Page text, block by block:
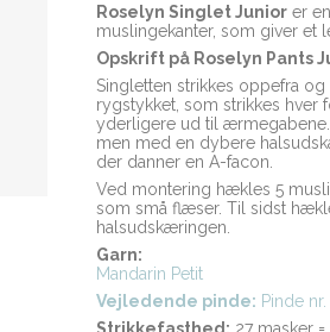
Roselyn Singlet Junior er
muslingekanter, som giver et
Opskrift på Roselyn Pants
Singletten strikkes oppefra
rygstykket, som strikkes hver
yderligere ud til
men med en dybere
der danner en A-facon.
Ved montering hækles 5
som små flæser. Til sidst
halsudskæringen.
Garn:
Mandarin Petit
Vejledende pinde: Pinde nr.